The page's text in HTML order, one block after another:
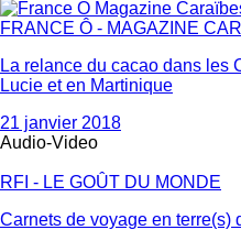
FRANCE Ô - MAGAZINE
La relance du cacao dans les
Lucie et en Martinique
21 janvier 2018
Audio-Video
RFI - LE GOÛT DU MONDE
Carnets de voyage en terre(s)